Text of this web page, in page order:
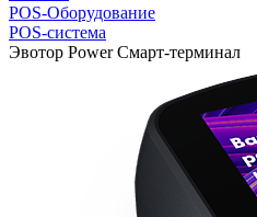
POS-Оборудование
POS-система
Эвотор Power Смарт-терминал